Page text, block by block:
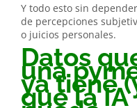
Y todo esto sin depender
de percepciones
o juicios personales.
Datos
una
ya tiene
que la IA